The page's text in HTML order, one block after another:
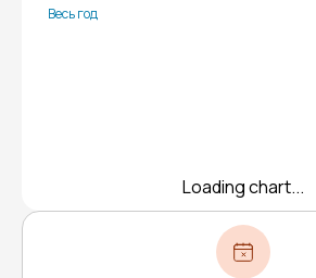
Весь год
Loading chart...